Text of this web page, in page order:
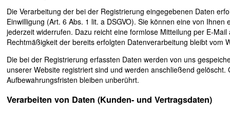
Die Verarbeitung der bei der Registrierung eingegebenen Daten
Einwilligung (Art. 6 Abs. 1 lit. a DSGVO). Sie können eine von Ihnen
jederzeit widerrufen. Dazu reicht eine formlose Mitteilung per E-Mail
Rechtmäßigkeit der bereits erfolgten Datenverarbeitung bleibt vom
Die bei der Registrierung erfassten Daten werden von uns
unserer Website registriert sind und werden anschließend gelöscht.
Aufbewahrungsfristen bleiben unberührt.
Verarbeiten von Daten (Kunden- und Vertragsdaten)